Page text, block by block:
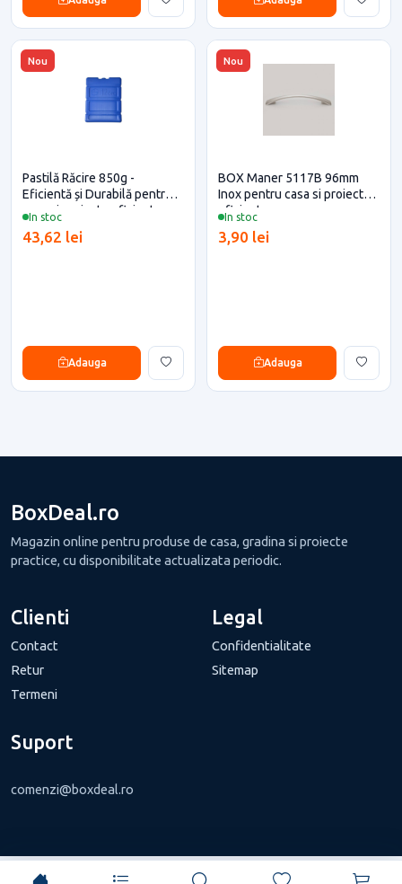
Nou
In stoc
Pastilă Răcire 850g -
Eficientă și Durabilă pentru
casa si proiecte eficiente
43,62 lei
Adauga
Nou
In stoc
BOX Maner 5117B 96mm
Inox pentru casa si proiecte
eficiente
3,90 lei
Adauga
BoxDeal.ro
Magazin online pentru produse de casa, gradina si proiecte
practice, cu disponibilitate actualizata periodic.
Clienti
Contact
Retur
Termeni
Legal
Confidentialitate
Sitemap
Suport
comenzi@boxdeal.ro